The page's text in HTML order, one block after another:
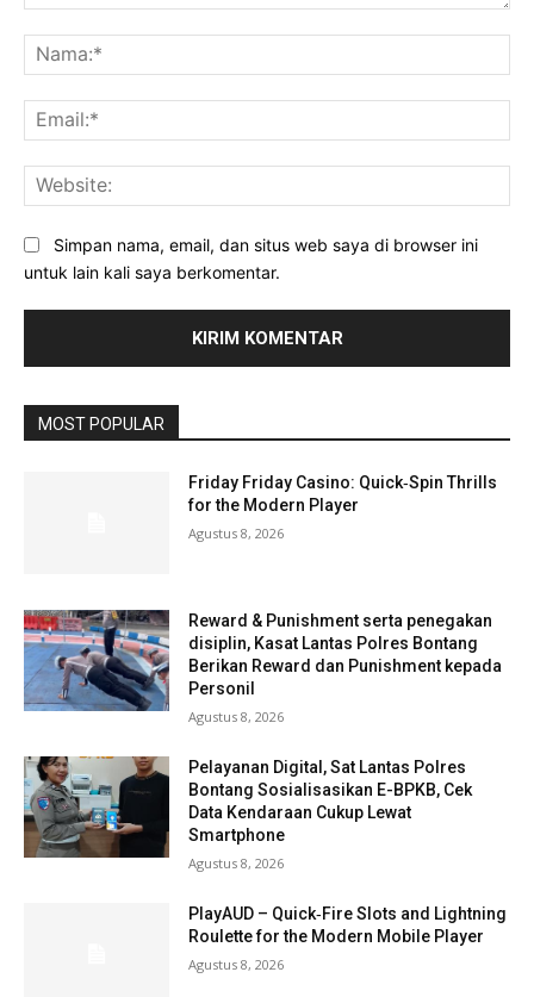
Simpan nama, email, dan situs web saya di browser ini
untuk lain kali saya berkomentar.
MOST POPULAR
Friday Friday Casino: Quick‑Spin Thrills
for the Modern Player
Agustus 8, 2026
Reward & Punishment serta penegakan
disiplin, Kasat Lantas Polres Bontang
Berikan Reward dan Punishment kepada
Personil
Agustus 8, 2026
Pelayanan Digital, Sat Lantas Polres
Bontang Sosialisasikan E-BPKB, Cek
Data Kendaraan Cukup Lewat
Smartphone
Agustus 8, 2026
PlayAUD – Quick‑Fire Slots and Lightning
Roulette for the Modern Mobile Player
Agustus 8, 2026